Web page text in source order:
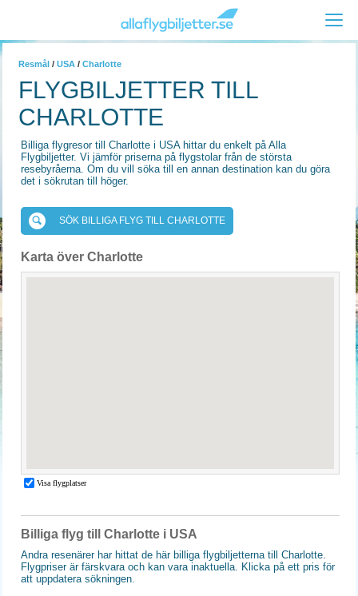
Resmål / USA / Charlotte
FLYGBILJETTER TILL
CHARLOTTE
Billiga flygresor till Charlotte i USA hittar du enkelt på Alla
Flygbiljetter. Vi jämför priserna på flygstolar från de största
resebyråerna. Om du vill söka till en annan destination kan du göra
det i sökrutan till höger.
SÖK BILLIGA FLYG TILL CHARLOTTE
Karta över Charlotte
Billiga flyg till Charlotte i USA
Andra resenärer har hittat de här billiga flygbiljetterna till Charlotte.
Flygpriser är färskvara och kan vara inaktuella. Klicka på ett pris för
att uppdatera sökningen.